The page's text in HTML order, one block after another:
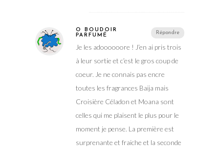
Répondre
Ô BOUDOIR
PARFUMÉ
Je les adoooooore ! J’en ai pris trois
à leur sortie et c’est le gros coup de
coeur. Je ne connais pas encre
toutes les fragrances Baija mais
Croisière Céladon et Moana sont
celles qui me plaisent le plus pour le
moment je pense. La première est
surprenante et fraiche et la seconde